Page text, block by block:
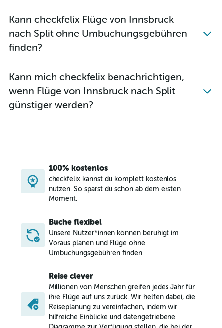
Kann checkfelix Flüge von Innsbruck
nach Split ohne Umbuchungsgebühren
finden?
Kann mich checkfelix benachrichtigen,
wenn Flüge von Innsbruck nach Split
günstiger werden?
100% kostenlos
checkfelix kannst du komplett kostenlos
nutzen. So sparst du schon ab dem ersten
Moment.
Buche flexibel
Unsere Nutzer*innen können beruhigt im
Voraus planen und Flüge ohne
Umbuchungsgebühren finden
Reise clever
Millionen von Menschen greifen jedes Jahr für
ihre Flüge auf uns zurück. Wir helfen dabei, die
Reiseplanung zu vereinfachen, indem wir
hilfreiche Einblicke und datengetriebene